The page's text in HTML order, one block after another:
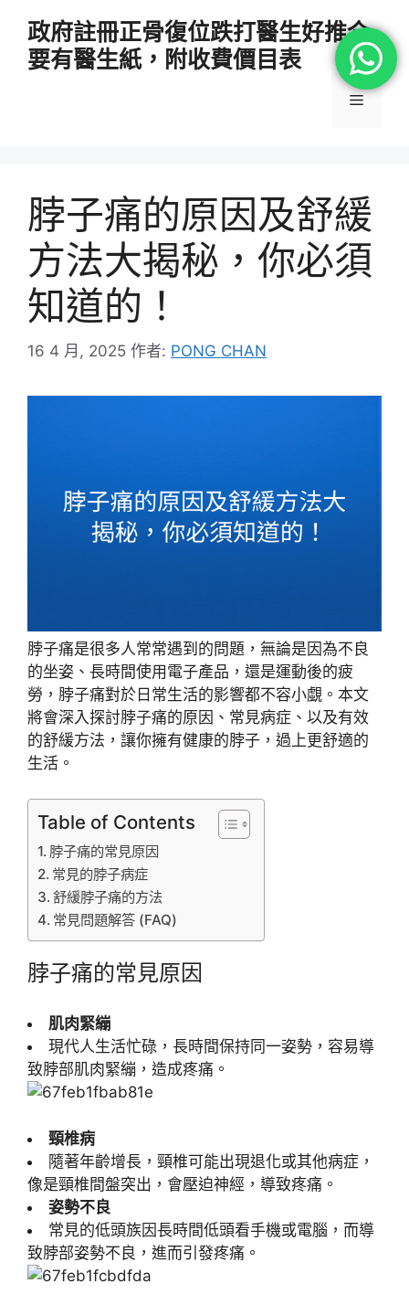
政府註冊正骨復位跌打醫生好推介
要有醫生紙，附收費價目表
選
脖子痛的原因及舒緩
方法大揭秘，你必須
知道的！
16 4 月, 2025 作者: PONG CHAN
脖子痛是很多人常常遇到的問題，無論是因為不良
的坐姿、長時間使用電子產品，還是運動後的疲
勞，脖子痛對於日常生活的影響都不容小覷。本文
將會深入探討脖子痛的原因、常見病症、以及有效
的舒緩方法，讓你擁有健康的脖子，過上更舒適的
生活。
Table of Contents
脖子痛的常見原因
常見的脖子病症
舒緩脖子痛的方法
常見問題解答 (FAQ)
脖子痛的常見原因
肌肉緊繃
現代人生活忙碌，長時間保持同一姿勢，容易導
致脖部肌肉緊繃，造成疼痛。
頸椎病
隨著年齡增長，頸椎可能出現退化或其他病症，
像是頸椎間盤突出，會壓迫神經，導致疼痛。
姿勢不良
常見的低頭族因長時間低頭看手機或電腦，而導
致脖部姿勢不良，進而引發疼痛。